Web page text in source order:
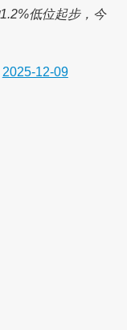
低位起步，今
2025-12-09